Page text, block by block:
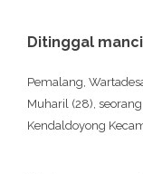
Ditinggal
Pemalang,
Muharil (28),
Kendaldoyong